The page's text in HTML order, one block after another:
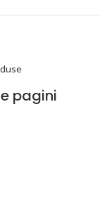
pagini